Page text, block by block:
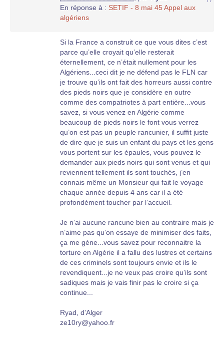
En réponse à : SETIF - 8 mai 45 Appel aux
algériens
Si la France a construit ce que vous dites c’est
parce qu’elle croyait qu’elle resterait
éternellement, ce n’était nullement pour les
Algériens...ceci dit je ne défend pas le FLN car
je trouve qu’ils ont fait des horreurs aussi contre
des pieds noirs que je considère en outre
comme des compatriotes à part entière...vous
savez, si vous venez en Algérie comme
beaucoup de pieds noirs le font vous verrez
qu’on est pas un peuple rancunier, il suffit juste
de dire que je suis un enfant du pays et les gens
vous portent sur les épaules, vous pouvez le
demander aux pieds noirs qui sont venus et qui
reviennent tellement ils sont touchés, j’en
connais même un Monsieur qui fait le voyage
chaque année depuis 4 ans car il a été
profondément toucher par l’accueil.
Je n’ai aucune rancune bien au contraire mais je
n’aime pas qu’on essaye de minimiser des faits,
ça me gène...vous savez pour reconnaitre la
torture en Algérie il a fallu des lustres et certains
de ces criminels sont toujours envie et ils le
revendiquent...je ne veux pas croire qu’ils sont
sadiques mais je vais finir pas le croire si ça
continue...
Ryad, d’Alger
ze10ry@yahoo.fr